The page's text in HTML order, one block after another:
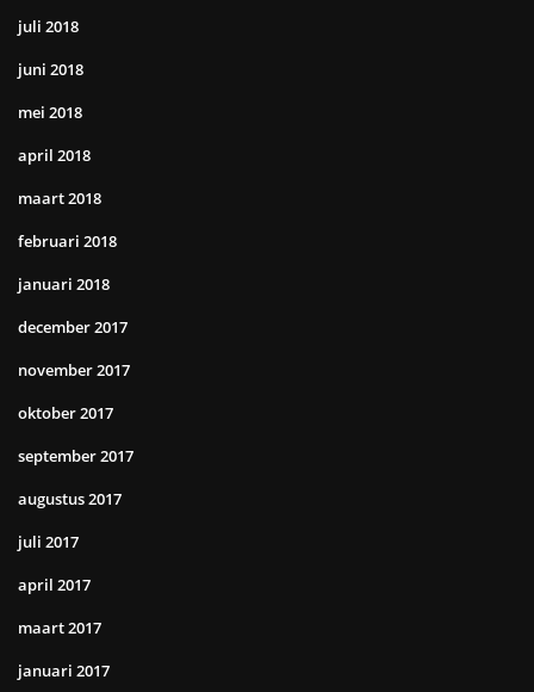
juli 2018
juni 2018
mei 2018
april 2018
maart 2018
februari 2018
januari 2018
december 2017
november 2017
oktober 2017
september 2017
augustus 2017
juli 2017
april 2017
maart 2017
januari 2017